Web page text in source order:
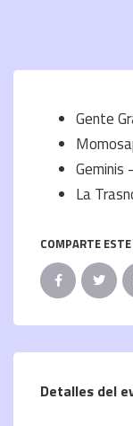
Gente
Geminis
La
COMPARTE
Detalles del